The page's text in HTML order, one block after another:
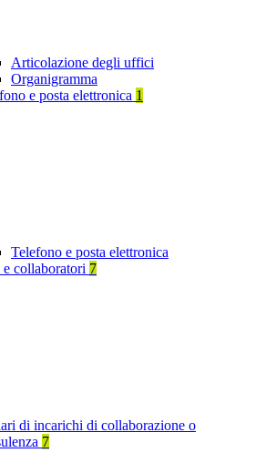
Articolazione degli uffici
Organigramma
e posta elettronica 1
Telefono e posta elettronica
collaboratori 7
di incarichi di collaborazione o
7